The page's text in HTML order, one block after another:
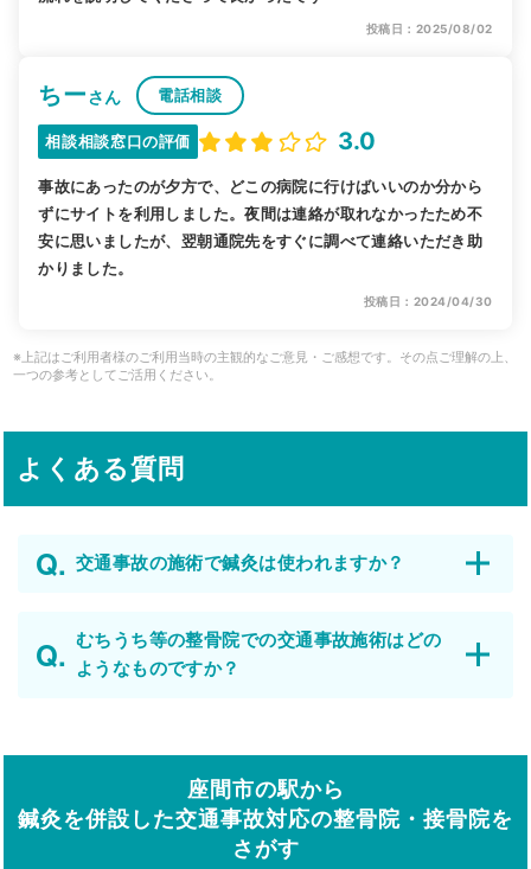
投稿日：2025/08/02
ちーさん 電話相談
相談相談窓口の評価 3.0
事故にあったのが夕方で、どこの病院に行けばいいのか分から
ずにサイトを利用しました。夜間は連絡が取れなかったため不
安に思いましたが、翌朝通院先をすぐに調べて連絡いただき助
かりました。
投稿日：2024/04/30
※上記はご利用者様のご利用当時の主観的なご意見・ご感想です。その点ご理解の上、
一つの参考としてご活用ください。
よくある質問
交通事故の施術で鍼灸は使われますか？
むちうち等の整骨院での交通事故施術はどの
ようなものですか？
座間市の駅から
鍼灸を併設した交通事故対応の整骨院・接骨院を
さがす